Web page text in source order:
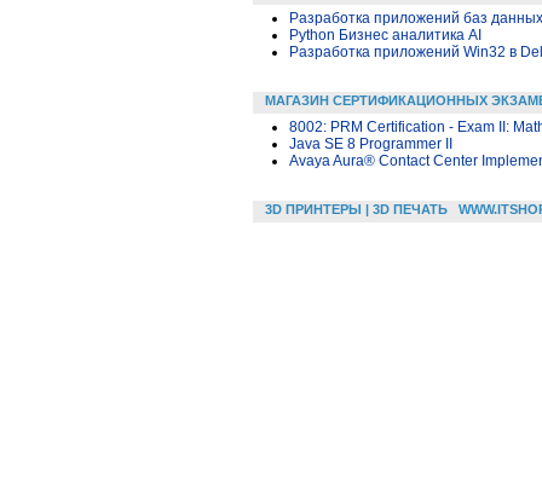
Разработка приложений баз
Python Бизнес аналитика AI
Разработка приложений Win32 в
МАГАЗИН СЕРТИФИКАЦИОННЫХ
8002: PRM Certification - Exam II:
Java SE 8 Programmer II
Avaya Aura® Contact Center
3D ПРИНТЕРЫ | 3D ПЕЧАТЬ